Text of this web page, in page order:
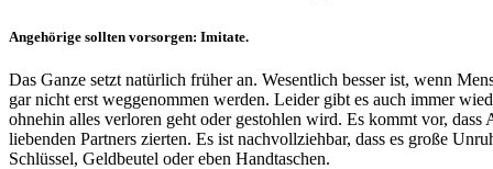
Angehörige sollten vorsorgen: Imitate.
Das Ganze setzt natürlich früher an. Wesentlich besser ist, wenn
gar nicht erst weggenommen werden. Leider gibt es auch immer
ohnehin alles verloren geht oder gestohlen wird. Es kommt vor,
liebenden Partners zierten. Es ist nachvollziehbar, dass es große
Schlüssel, Geldbeutel oder eben Handtaschen.